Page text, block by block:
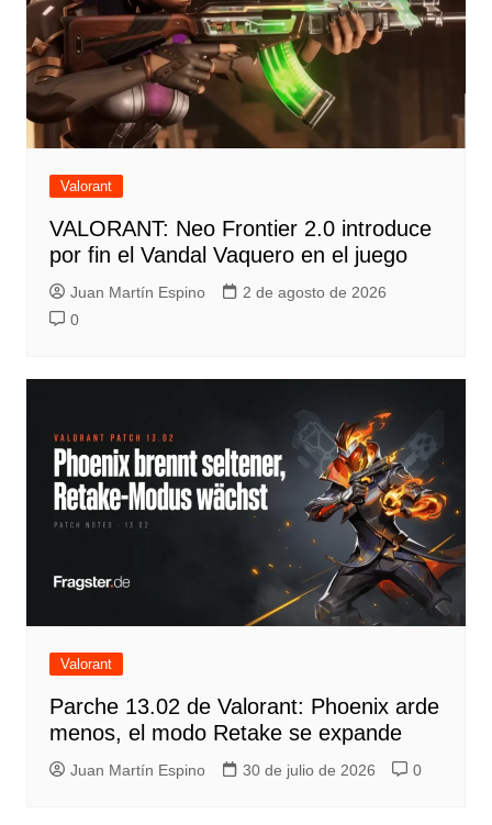
Valorant
VALORANT: Neo Frontier 2.0 introduce
por fin el Vandal Vaquero en el juego
Juan Martín Espino
2 de agosto de 2026
0
Valorant
Parche 13.02 de Valorant: Phoenix arde
menos, el modo Retake se expande
Juan Martín Espino 30 de julio de 2026 0